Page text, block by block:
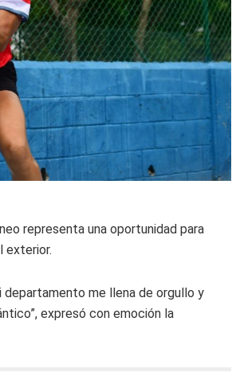
representa una oportunidad para
exterior.
departamento me llena de orgullo y
expresó con emoción la